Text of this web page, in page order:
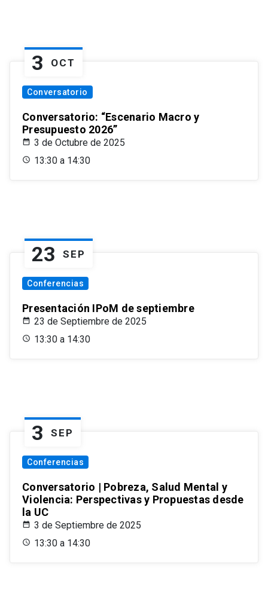
3 OCT
Conversatorio
Conversatorio: “Escenario Macro y
Presupuesto 2026”
3 de Octubre de 2025
13:30 a 14:30
23 SEP
Conferencias
Presentación IPoM de septiembre
23 de Septiembre de 2025
13:30 a 14:30
3 SEP
Conferencias
Conversatorio | Pobreza, Salud Mental y
Violencia: Perspectivas y Propuestas desde
la UC
3 de Septiembre de 2025
13:30 a 14:30